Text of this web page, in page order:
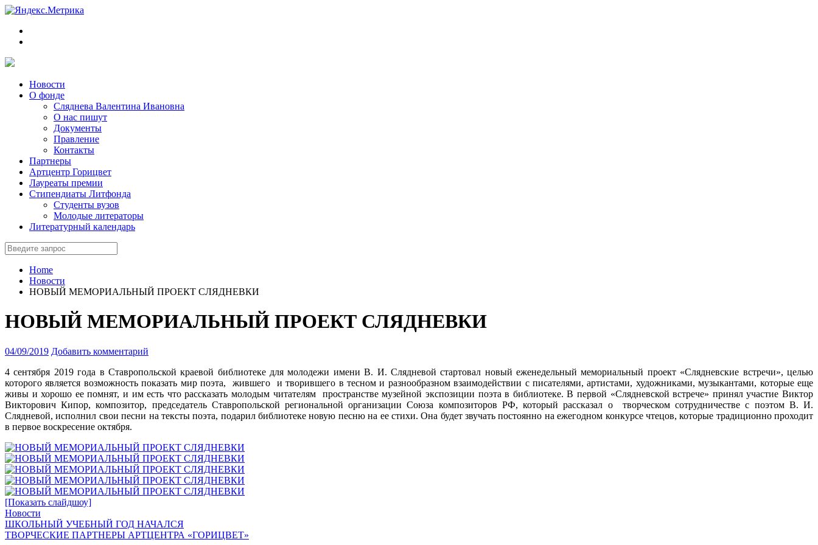
Новости
О фонде
Сляднева Валентина Ивановна
О нас пишут
Документы
Правление
Контакты
Партнеры
Артцентр Горицвет
Лауреаты премии
Стипендиаты Литфонда
Студенты вузов
Молодые литераторы
Литературный календарь
Home
Новости
НОВЫЙ МЕМОРИАЛЬНЫЙ ПРОЕКТ СЛЯДНЕВКИ
НОВЫЙ МЕМОРИАЛЬНЫЙ ПРОЕКТ СЛЯДНЕВКИ
04/09/2019 Добавить комментарий
4 сентября 2019 года в Ставропольской краевой библиотеке для молодежи имени В. И. Слядневой стартовал новый еженедельный мемориальный проект «Слядневские встречи», целью
которого является возможность показать мир поэта, жившего и творившего в тесном и разнообразном взаимодействии с писателями, артистами, художниками, музыкантами, которые еще
живы и хорошо ее помнят, и им есть что рассказать молодым читателям пространстве музейной экспозиции поэта в библиотеке. В первой «Слядневской встрече» принял участие Виктор
Викторович Кипор, композитор, председатель Ставропольской региональной организации Союза композиторов РФ, который рассказал о творческом сотрудничестве с поэтом В. И.
Слядневой, исполнил свои песни на тексты поэта, подарил библиотеке новую песню на ее стихи. Она будет звучать постоянно на ежегодном конкурсе чтецов, которые традиционно проходит
в первое воскресение октября.
[Показать слайдшоу]
Новости
ШКОЛЬНЫЙ УЧЕБНЫЙ ГОД НАЧАЛСЯ
ТВОРЧЕСКИЕ ПАРТНЕРЫ АРТЦЕНТРА «ГОРИЦВЕТ»